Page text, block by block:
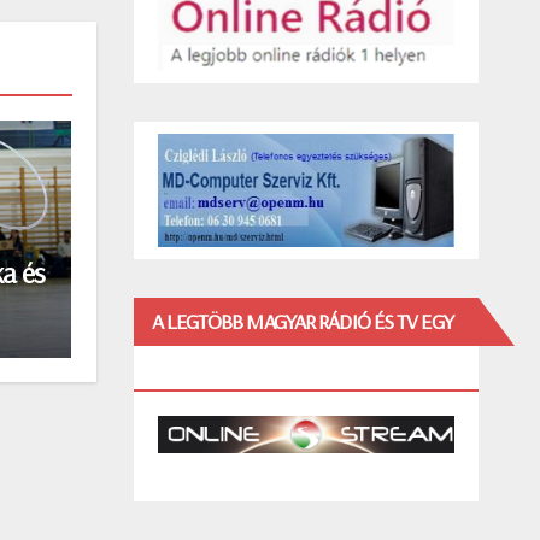
és
A LEGTÖBB MAGYAR RÁDIÓ ÉS TV EGY